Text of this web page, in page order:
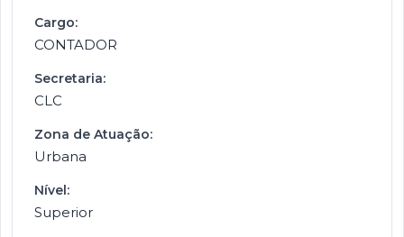
Cargo:
CONTADOR
Secretaria:
CLC
Zona de Atuação:
Urbana
Nível:
Superior